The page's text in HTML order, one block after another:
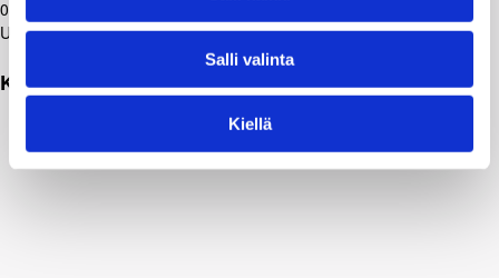
Salli valinta
Kiellä
08.01.2026
Uutiset
Kansalaisosallisuuden lupaus koetuksella